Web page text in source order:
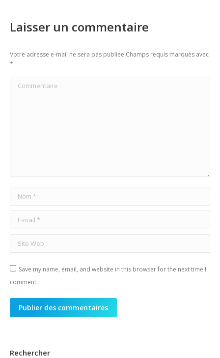
Laisser un commentaire
Votre adresse e-mail ne sera pas publiée Champs requis marqués avec
*
Commentaire
Nom *
E-mail *
Site Web
Save my name, email, and website in this browser for the next time I
comment.
Publier des commentaires
Rechercher